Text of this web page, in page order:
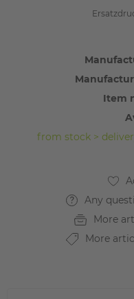
Item
from stock >
Any
More
More